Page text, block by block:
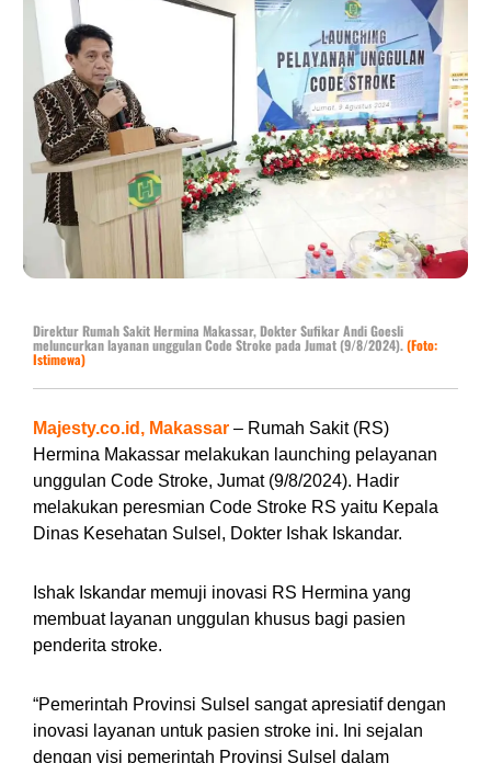
Direktur Rumah Sakit Hermina Makassar, Dokter Sufikar Andi Goesli
meluncurkan layanan unggulan Code Stroke pada Jumat (9/8/2024).(Foto:
Istimewa)
Majesty.co.id, Makassar – Rumah Sakit (RS)
Hermina Makassar melakukan launching pelayanan
unggulan Code Stroke, Jumat (9/8/2024). Hadir
melakukan peresmian Code Stroke RS yaitu Kepala
Dinas Kesehatan Sulsel, Dokter Ishak Iskandar.
Ishak Iskandar memuji inovasi RS Hermina yang
membuat layanan unggulan khusus bagi pasien
penderita stroke.
“Pemerintah Provinsi Sulsel sangat apresiatif dengan
inovasi layanan untuk pasien stroke ini. Ini sejalan
dengan visi pemerintah Provinsi Sulsel dalam